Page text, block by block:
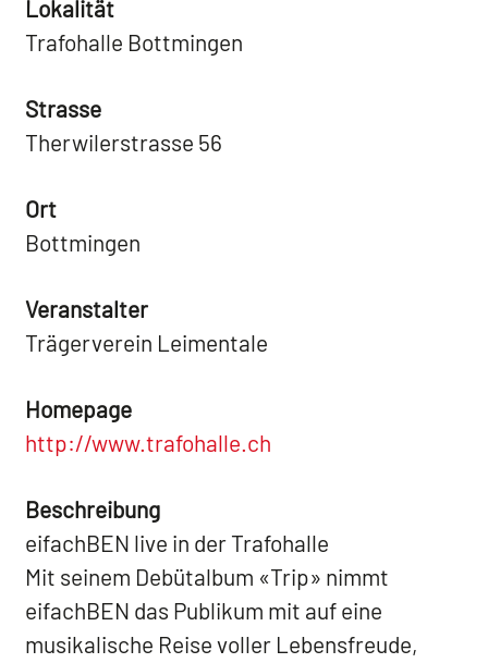
Lokalität
Trafohalle Bottmingen
Strasse
Therwilerstrasse 56
Ort
Bottmingen
Veranstalter
Trägerverein Leimentale
Homepage
http://www.trafohalle.ch
Beschreibung
eifachBEN live in der Trafohalle
Mit seinem Debütalbum «Trip» nimmt
eifachBEN das Publikum mit auf eine
musikalische Reise voller Lebensfreude,